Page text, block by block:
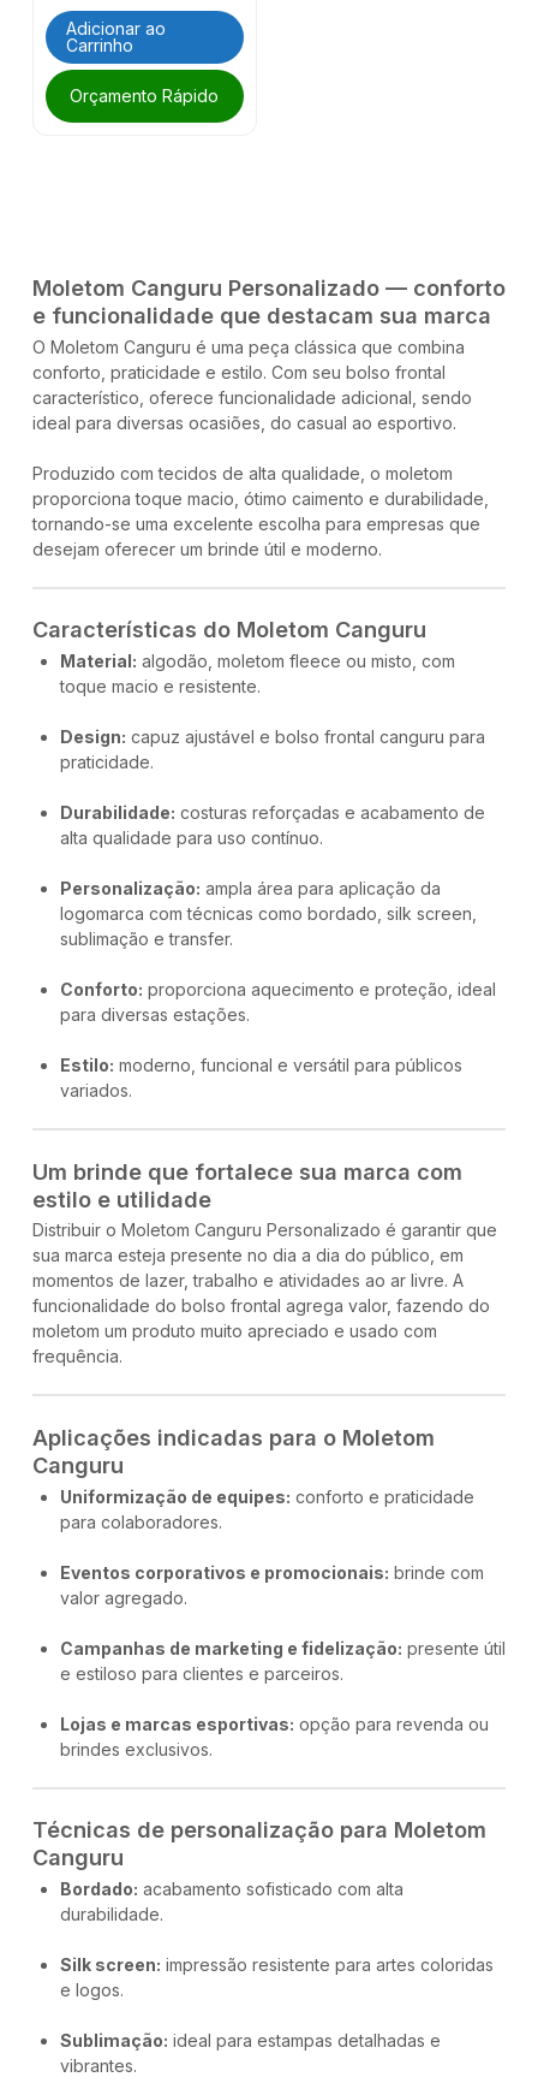
Adicionar ao
Carrinho
Orçamento Rápido
Moletom Canguru Personalizado — conforto
e funcionalidade que destacam sua marca
O Moletom Canguru é uma peça clássica que combina
conforto, praticidade e estilo. Com seu bolso frontal
característico, oferece funcionalidade adicional, sendo
ideal para diversas ocasiões, do casual ao esportivo.
Produzido com tecidos de alta qualidade, o moletom
proporciona toque macio, ótimo caimento e durabilidade,
tornando-se uma excelente escolha para empresas que
desejam oferecer um brinde útil e moderno.
Características do Moletom Canguru
Material: algodão, moletom fleece ou misto, com
toque macio e resistente.
Design: capuz ajustável e bolso frontal canguru para
praticidade.
Durabilidade: costuras reforçadas e acabamento de
alta qualidade para uso contínuo.
Personalização: ampla área para aplicação da
logomarca com técnicas como bordado, silk screen,
sublimação e transfer.
Conforto: proporciona aquecimento e proteção, ideal
para diversas estações.
Estilo: moderno, funcional e versátil para públicos
variados.
Um brinde que fortalece sua marca com
estilo e utilidade
Distribuir o Moletom Canguru Personalizado é garantir que
sua marca esteja presente no dia a dia do público, em
momentos de lazer, trabalho e atividades ao ar livre. A
funcionalidade do bolso frontal agrega valor, fazendo do
moletom um produto muito apreciado e usado com
frequência.
Aplicações indicadas para o Moletom
Canguru
Uniformização de equipes: conforto e praticidade
para colaboradores.
Eventos corporativos e promocionais: brinde com
valor agregado.
Campanhas de marketing e fidelização: presente útil
e estiloso para clientes e parceiros.
Lojas e marcas esportivas: opção para revenda ou
brindes exclusivos.
Técnicas de personalização para Moletom
Canguru
Bordado: acabamento sofisticado com alta
durabilidade.
Silk screen: impressão resistente para artes coloridas
e logos.
Sublimação: ideal para estampas detalhadas e
vibrantes.